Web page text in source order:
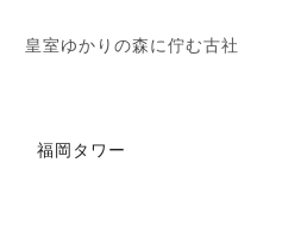
皇室ゆかりの森に佇む古社
福岡タワー